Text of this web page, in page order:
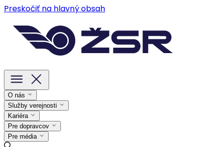
Preskočiť na hlavný obsah
O nás
Služby verejnosti
Kariéra
Pre dopravcov
Pre média